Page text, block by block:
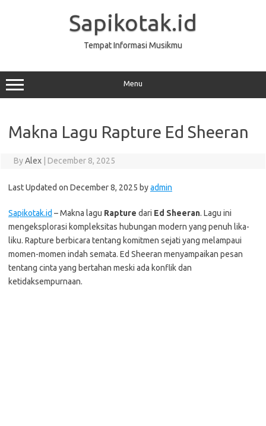
Sapikotak.id
Tempat Informasi Musikmu
Menu
Makna Lagu Rapture Ed Sheeran
ByAlex December 8, 2025
Last Updated on December 8, 2025 byadmin
Sapikotak.id – Makna lagu Rapture dari Ed Sheeran. Lagu ini
mengeksplorasi kompleksitas hubungan modern yang penuh lika-
liku. Rapture berbicara tentang komitmen sejati yang melampaui
momen-momen indah semata. Ed Sheeran menyampaikan pesan
tentang cinta yang bertahan meski ada konflik dan
ketidaksempurnaan.